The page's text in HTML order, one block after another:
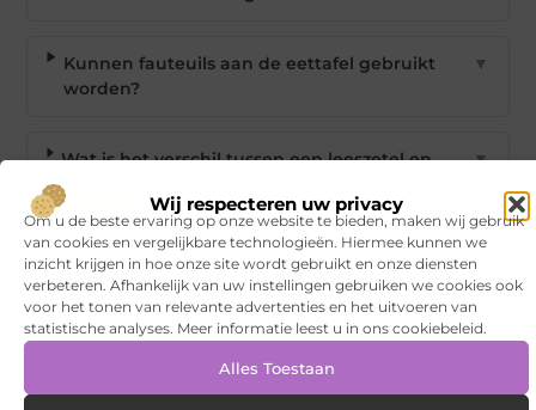
Wij respecteren uw privacy
Om u de beste ervaring op onze website te bieden, maken wij gebruik
van cookies en vergelijkbare technologieën. Hiermee kunnen we
inzicht krijgen in hoe onze site wordt gebruikt en onze diensten
verbeteren. Afhankelijk van uw instellingen gebruiken we cookies ook
voor het tonen van relevante advertenties en het uitvoeren van
statistische analyses. Meer informatie leest u in ons cookiebeleid.
Alles Toestaan
Kunnen fauteuils aan de eettafel gebruikt
worden?
▼
Wat is het verschil tussen een leeszetel en
een TV-kamer fauteuil?
▼
Goed artikel? Deel hem dan op:
X
(Twitter)
Facebook Pinterest LinkedIn Email
Tags en Categorieën:
Woning en Tuin